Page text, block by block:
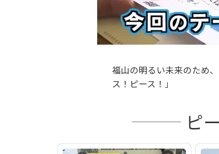
福山の明るい未来のため
ス！ピース！」
ピ